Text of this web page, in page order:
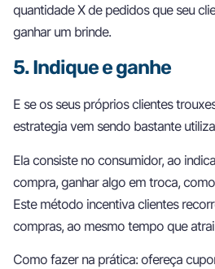
quantidade X de pedidos que seu
ganhar um brinde.
5. Indique e ganhe
E se os seus próprios clientes
estrategia vem sendo bastante
Ela consiste no consumidor, ao
compra, ganhar algo em troca,
Este método incentiva clientes
compras, ao mesmo tempo que
Como fazer na prática: ofereça